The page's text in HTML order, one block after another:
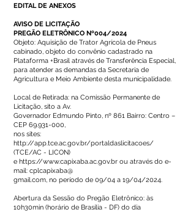
EDITAL DE ANEXOS
AVISO DE LICITAÇÃO
PREGÃO ELETRÔNICO Nº004/2024
Objeto: Aquisição de Trator Agrícola de Pneus
cabinado, objeto do convênio cadastrado na
Plataforma +Brasil através de Transferência Especial,
para atender as demandas da Secretaria de
Agricultura e Meio Ambiente desta municipalidade.
Local de Retirada: na Comissão Permanente de
Licitação, sito a Av.
Governador Edmundo Pinto, nº 861 Bairro: Centro –
CEP 69.931-000,
nos sites:
http://app.tce.ac.gov.br/portaldaslicitacoes/
(TCE/AC - LICON)
e https://www.capixaba.ac.gov.br ou através do e-
mail: cplcapixaba@
gmail.com, no período de 09/04 a 19/04/2024.
Abertura da Sessão do Pregão Eletrônico: às
10h30min (horário de Brasília - DF) do dia